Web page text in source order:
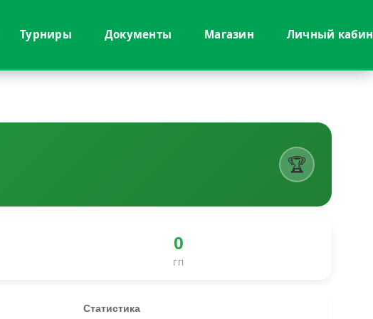
Турниры Документы Магазин Личный
🏆
0
ГП
Статистика